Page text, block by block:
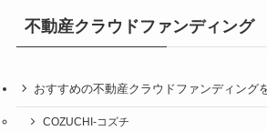
不動産クラウドファンディング
おすすめの不動産クラウドファンディング
COZUCHI-コズチ